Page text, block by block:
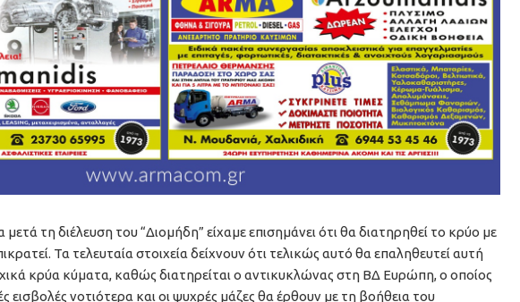
τη διέλευση του “Διομήδη” είχαμε επισημάνει ότι θα διατηρηθεί το κρύο με
Τα τελευταία στοιχεία δείχνουν ότι τελικώς αυτό θα επαληθευτεί αυτή
κρύα κύματα, καθώς διατηρείται ο αντικυκλώνας στη ΒΔ Ευρώπη, ο οποίος
εισβολές νοτιότερα και οι ψυχρές μάζες θα έρθουν με τη βοήθεια του